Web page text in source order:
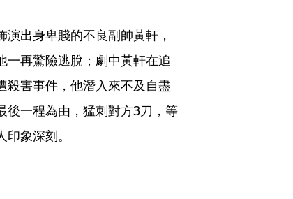
出身卑賤的不良副帥黃軒，
一再驚險逃脫；劇中黃軒在追
殺害事件，他潛入來不及自盡
後一程為由，猛刺對方3刀，等
象深刻。